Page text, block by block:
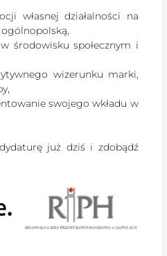
własnej działalności na
środowisku społecznym i
wizerunku marki,
swojego wkładu w
już dziś i zdobądź